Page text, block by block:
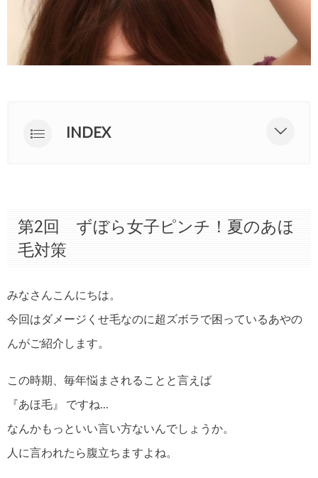
INDEX
第2回 ずぼら女子ピンチ！夏のあほ
毛対策
みなさんこんにちは。
今回はダメージくせ毛なのに超ズボラで困っているあやの
んがご紹介します。
この時期、毎年悩まされることと言えば
『あほ毛』 ですね…
なんかもっといい言い方ないんでしょうか。
人に言われたら腹立ちますよね。